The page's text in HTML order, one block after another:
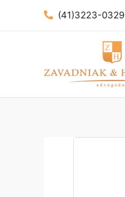
(41)3223-0329